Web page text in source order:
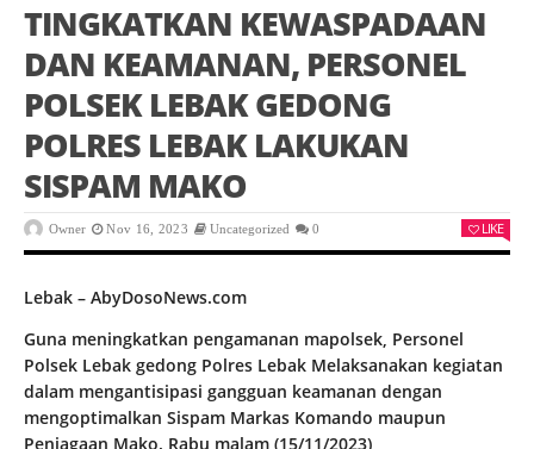
TINGKATKAN KEWASPADAAN
DAN KEAMANAN, PERSONEL
POLSEK LEBAK GEDONG
POLRES LEBAK LAKUKAN
SISPAM MAKO
Owner Nov 16, 2023 Uncategorized 0 LIKE
Lebak – AbyDosoNews.com
Guna meningkatkan pengamanan mapolsek, Personel
Polsek Lebak gedong Polres Lebak Melaksanakan kegiatan
dalam mengantisipasi gangguan keamanan dengan
mengoptimalkan Sispam Markas Komando maupun
Penjagaan Mako. Rabu malam (15/11/2023)